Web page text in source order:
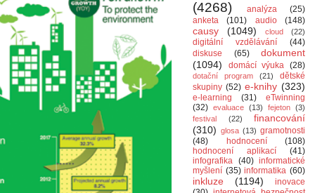
(4268) analýza
(25)
anketa
(101) audio (148)
causy (1049) cloud (22)
digitální vzdělávání
(44)
diskuse
(65)
dokument
(1094)
domácí výuka (28)
dotační program (21)
dětské
skupiny (52) e-knihy (323)
e-learning (31)
eTwinning
(32) evaluace (13) fejeton (3)
festival
(22)
financování
(310) glosa (13) gramotnosti
(48)
hodnocení
(108)
hodnocení aplikací
(41)
infografika (40) informatické
myšlení (35) informatika (60)
inkluze (1194)
inovace